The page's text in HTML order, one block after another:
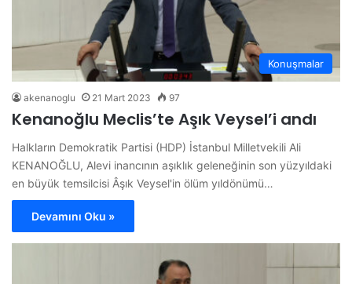
Konuşmalar
akenanoglu 21 Mart 2023 97
Kenanoğlu Meclis’te Aşık Veysel’i andı
Halkların Demokratik Partisi (HDP) İstanbul Milletvekili Ali
KENANOĞLU, Alevi inancının aşıklık geleneğinin son yüzyıldaki
en büyük temsilcisi Âşık Veysel'in ölüm yıldönümü…
Devamını Oku »